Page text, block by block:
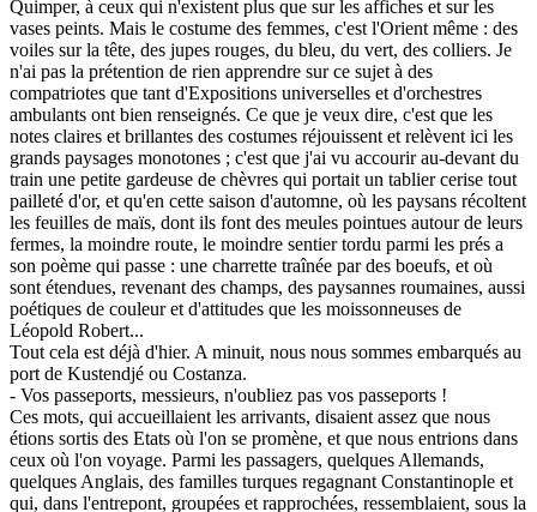
Quimper, à ceux qui n'existent plus que sur les affiches et sur les
vases peints. Mais le costume des femmes, c'est l'Orient même : des
voiles sur la tête, des jupes rouges, du bleu, du vert, des colliers. Je
n'ai pas la prétention de rien apprendre sur ce sujet à des
compatriotes que tant d'Expositions universelles et d'orchestres
ambulants ont bien renseignés. Ce que je veux dire, c'est que les
notes claires et brillantes des costumes réjouissent et relèvent ici les
grands paysages monotones ; c'est que j'ai vu accourir au-devant du
train une petite gardeuse de chèvres qui portait un tablier cerise tout
pailleté d'or, et qu'en cette saison d'automne, où les paysans récoltent
les feuilles de maïs, dont ils font des meules pointues autour de leurs
fermes, la moindre route, le moindre sentier tordu parmi les prés a
son poème qui passe : une charrette traînée par des boeufs, et où
sont étendues, revenant des champs, des paysannes roumaines, aussi
poétiques de couleur et d'attitudes que les moissonneuses de
Léopold Robert...
Tout cela est déjà d'hier. A minuit, nous nous sommes embarqués au
port de Kustendjé ou Costanza.
- Vos passeports, messieurs, n'oubliez pas vos passeports !
Ces mots, qui accueillaient les arrivants, disaient assez que nous
étions sortis des Etats où l'on se promène, et que nous entrions dans
ceux où l'on voyage. Parmi les passagers, quelques Allemands,
quelques Anglais, des familles turques regagnant Constantinople et
qui, dans l'entrepont, groupées et rapprochées, ressemblaient, sous la